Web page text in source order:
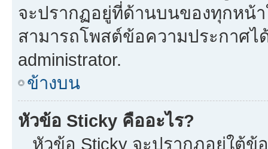
จะปรากฏอยู่ที่ด้านบนของทุกหน้
สามารถโพสต์ข้อความประกาศ
administrator.
ข้างบน
หัวข้อ Sticky คืออะไร?
หัวข้อ Sticky จะปรากฏอยู่ใต้ข้